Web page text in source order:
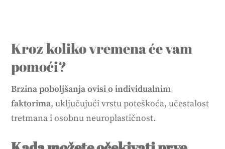
Kroz koliko vremena će vam
pomoći?
Brzina poboljšanja ovisi o individualnim
faktorima, uključujući vrstu poteškoća, učestalost
tretmana i osobnu neuroplastičnost.